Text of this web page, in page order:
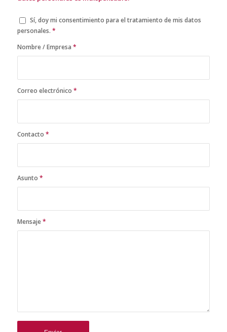
Sí, doy mi consentimiento para el tratamiento de mis datos
personales. *
Nombre / Empresa *
Correo electrónico *
Contacto *
Asunto *
Mensaje*